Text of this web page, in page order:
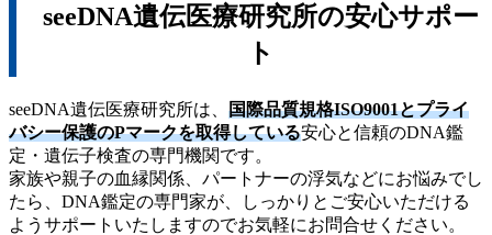
seeDNA遺伝医療研究所の安心サポー
ト
seeDNA遺伝医療研究所は、 国際品質規格ISO9001とプライ
バシー保護のPマークを取得している安心と信頼のDNA鑑
定・遺伝子検査の専門機関です。
家族や親子の血縁関係、パートナーの浮気などにお悩みでし
たら、DNA鑑定の専門家が、しっかりとご安心いただける
ようサポートいたしますのでお気軽にお問合せください。